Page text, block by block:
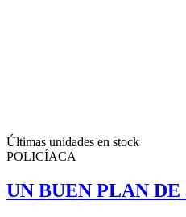
Últimas unidades en stock
POLICÍACA
UN BUEN PLAN